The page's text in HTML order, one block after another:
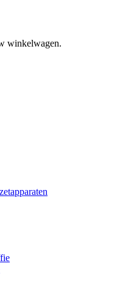
winkelwagen.